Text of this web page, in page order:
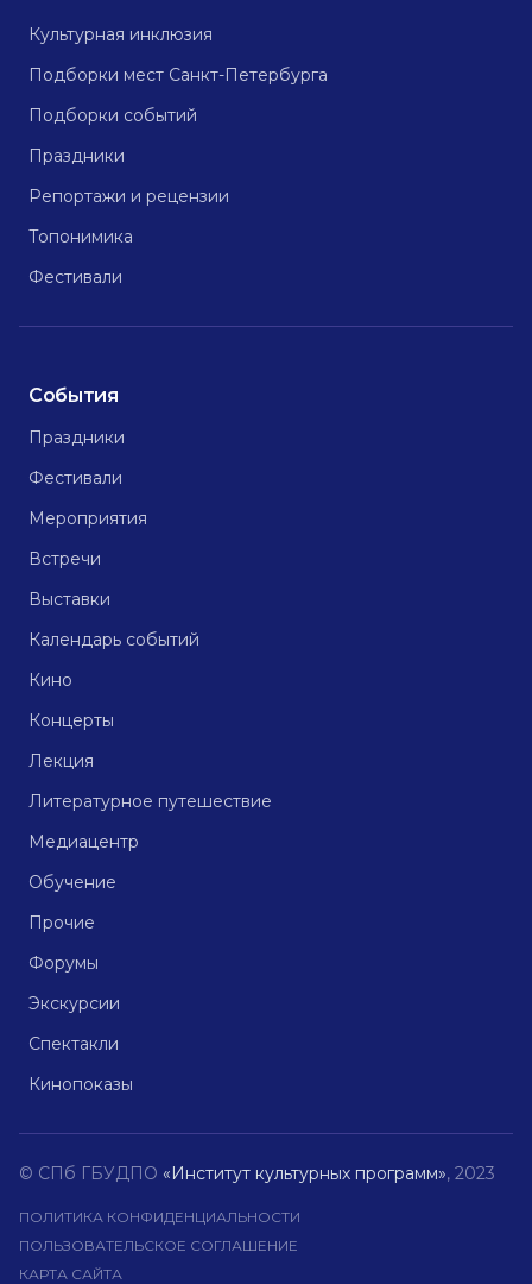
Культурная инклюзия
Подборки мест Санкт-Петербурга
Подборки событий
Праздники
Репортажи и рецензии
Топонимика
Фестивали
События
Праздники
Фестивали
Мероприятия
Встречи
Выставки
Календарь событий
Кино
Концерты
Лекция
Литературное путешествие
Медиацентр
Обучение
Прочие
Форумы
Экскурсии
Спектакли
Кинопоказы
© СПб ГБУДПО «Институт культурных программ», 2023
ПОЛИТИКА КОНФИДЕНЦИАЛЬНОСТИ
ПОЛЬЗОВАТЕЛЬСКОЕ СОГЛАШЕНИЕ
КАРТА САЙТА